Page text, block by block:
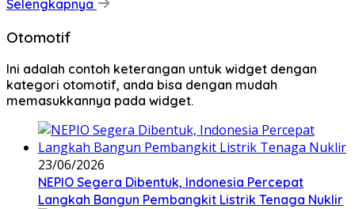
Selengkapnya
Otomotif
Ini adalah contoh keterangan untuk widget dengan
kategori otomotif, anda bisa dengan mudah
memasukkannya pada widget.
23/06/2026
NEPIO Segera Dibentuk, Indonesia Percepat
Langkah Bangun Pembangkit Listrik Tenaga Nuklir